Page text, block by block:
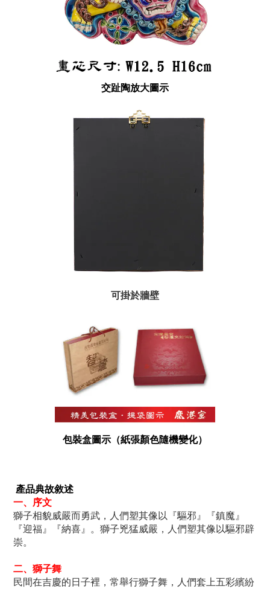
交趾陶放大圖示
可掛於牆壁
包裝盒圖示（紙張顏色隨機變化）
產品典故敘述
一、序文
獅子相貌威嚴而勇武，人們塑其像以『驅邪』『鎮魔』
『迎福』『納喜』。 獅子兇猛威嚴，人們塑其像以驅邪辟
崇。
二、獅子舞
民間在吉慶的日子裡，常舉行獅子舞，人們套上五彩繽紛